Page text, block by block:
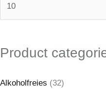
Product
Alkoholfreies (32)